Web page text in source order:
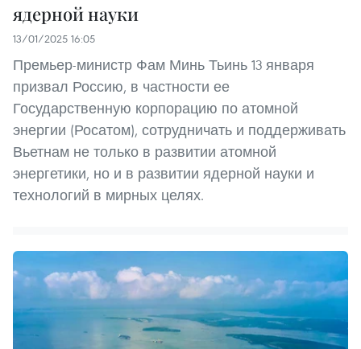
ядерной науки
13/01/2025 16:05
Премьер-министр Фам Минь Тьинь 13 января
призвал Россию, в частности ее
Государственную корпорацию по атомной
энергии (Росатом), сотрудничать и поддерживать
Вьетнам не только в развитии атомной
энергетики, но и в развитии ядерной науки и
технологий в мирных целях.